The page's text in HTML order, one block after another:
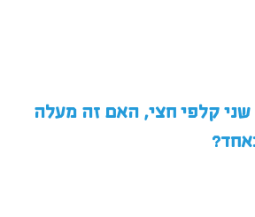
קלפי חצי, האם זה מעלה